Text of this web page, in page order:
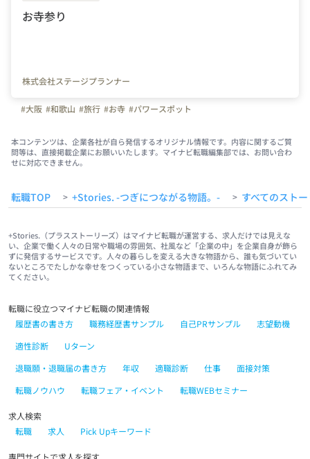
お寺参り
株式会社ステージプランナー
#大阪 #和歌山 #旅行 #お寺 #パワースポット
本コンテンツは、企業各社が自ら発信するオリジナル情報です。内容に関するご質
問等は、直接掲載企業にお願いいたします。マイナビ転職編集部では、お問い合わ
せに対応できません。
転職TOP > +Stories. -つぎにつながる物語。- > すべてのスト
+Stories.（プラスストーリーズ）はマイナビ転職が運営する、求人だけでは見えな
い、企業で働く人々の日常や職場の雰囲気、社風など「企業の中」を企業自身が飾ら
ずに発信するサービスです。人々の暮らしを変える大きな物語から、誰も気づいてい
ないところでたしかな幸せをつくっている小さな物語まで、いろんな物語にふれてみ
てください。
転職に役立つマイナビ転職の関連情報
履歴書の書き方
職務経歴書サンプル 自己PRサンプル
志望動機
適性診断
Uターン
退職願・退職届の書き方
年収 適職診断 仕事
面接対策
転職ノウハウ
転職フェア・イベント 転職WEBセミナー
求人検索
転職
求人 Pick Upキーワード
専門サイトで求人を探す